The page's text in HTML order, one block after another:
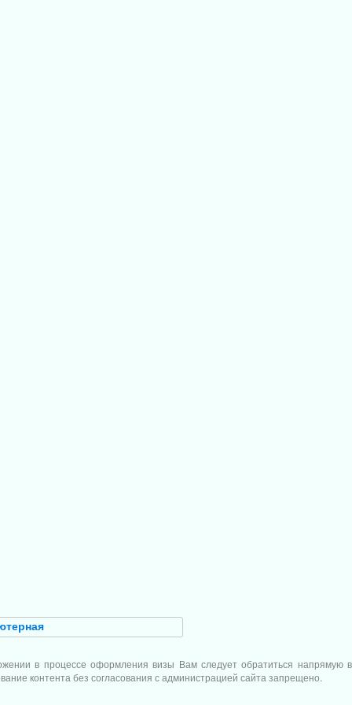
в процессе оформления визы Вам следует обратиться напрямую в
контента без согласования с администрацией сайта запрещено.